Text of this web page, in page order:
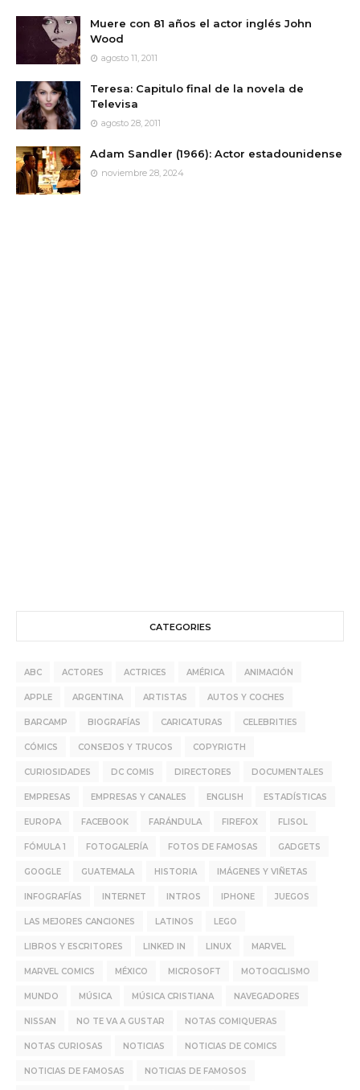
Muere con 81 años el actor inglés John
Wood
agosto 11, 2011
Teresa: Capitulo final de la novela de
Televisa
agosto 28, 2011
Adam Sandler (1966): Actor estadounidense
noviembre 28, 2024
CATEGORIES
ABC ACTORES ACTRICES AMÉRICA ANIMACIÓN
APPLE ARGENTINA ARTISTAS AUTOS Y COCHES
BARCAMP BIOGRAFÍAS CARICATURAS CELEBRITIES
CÓMICS CONSEJOS Y TRUCOS COPYRIGTH
CURIOSIDADES DC COMIS DIRECTORES DOCUMENTALES
EMPRESAS EMPRESAS Y CANALES ENGLISH ESTADÍSTICAS
EUROPA FACEBOOK FARÁNDULA FIREFOX FLISOL
FÓMULA 1 FOTOGALERÍA FOTOS DE FAMOSAS GADGETS
GOOGLE GUATEMALA HISTORIA IMÁGENES Y VIÑETAS
INFOGRAFÍAS INTERNET INTROS IPHONE JUEGOS
LAS MEJORES CANCIONES LATINOS LEGO
LIBROS Y ESCRITORES LINKED IN LINUX MARVEL
MARVEL COMICS MÉXICO MICROSOFT MOTOCICLISMO
MUNDO MÚSICA MÚSICA CRISTIANA NAVEGADORES
NISSAN NO TE VA A GUSTAR NOTAS COMIQUERAS
NOTAS CURIOSAS NOTICIAS NOTICIAS DE COMICS
NOTICIAS DE FAMOSAS NOTICIAS DE FAMOSOS